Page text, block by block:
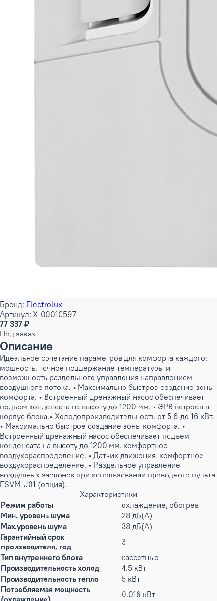
Бренд: Electrolux
Артикул: X-00010597
77 337 ₽
Под заказ
Описание
Идеальное сочетание параметров для комфорта каждого:
мощность, точное поддержание температуры и
возможность раздельного управления направлением
воздушного потока. • Максимально быстрое создание зоны
комфорта. • Встроенный дренажный насос обеспечивает
подъем конденсата на высоту до 1200 мм. • ЭРВ встроен в
корпус блока.• Холодопроизводительность от 5,6 до 16 кВт.
• Максимально быстрое создание зоны комфорта. •
Встроенный дренажный насос обеспечивает подъем
конденсата на высоту до 1200 мм. комфортное
воздухораспределение. • Датчик движения, комфортное
воздухораспределение. • Раздельное управление
воздушных заслонок при использовании проводного пульта
ESVM-J01 (опция).
Характеристики
Режим работы
охлаждение, обогрев
Мин. уровень шума
28 дБ(А)
Max.уровень шума
38 дБ(А)
Гарантийный срок
производителя, год
3
Тип внутреннего блока
кассетные
Производительность холод
4.5 кВт
Производительность тепло
5 кВт
Потребляемая мощность
(охлаждение)
0.016 кВт